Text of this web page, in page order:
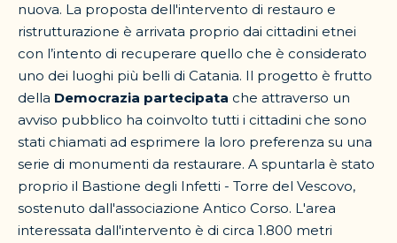
nuova. La proposta dell'intervento di restauro e
ristrutturazione è arrivata proprio dai cittadini etnei
con l’intento di recuperare quello che è considerato
uno dei luoghi più belli di Catania. Il progetto è frutto
della Democrazia partecipata che attraverso un
avviso pubblico ha coinvolto tutti i cittadini che sono
stati chiamati ad esprimere la loro preferenza su una
serie di monumenti da restaurare. A spuntarla è stato
proprio il Bastione degli Infetti - Torre del Vescovo,
sostenuto dall'associazione Antico Corso. L'area
interessata dall'intervento è di circa 1.800 metri